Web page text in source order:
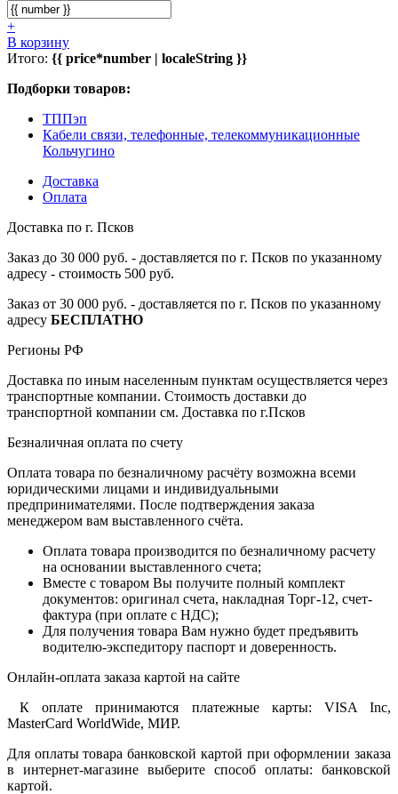
+
В корзину
Итого: {{ price*number | localeString }}
Подборки товаров:
ТППэп
Кабели связи, телефонные, телекоммуникационные
Кольчугино
Доставка
Оплата
Доставка по г. Псков
Заказ до 30 000 руб. - доставляется по г. Псков по указанному
адресу - стоимость 500 руб.
Заказ от 30 000 руб. - доставляется по г. Псков по указанному
адресу БЕСПЛАТНО
Регионы РФ
Доставка по иным населенным пунктам осуществляется через
транспортные компании. Стоимость доставки до
транспортной компании см. Доставка по г.Псков
Безналичная оплата по счету
Оплата товара по безналичному расчёту возможна всеми
юридическими лицами и индивидуальными
предпринимателями. После подтверждения заказа
менеджером вам выставленного счёта.
Оплата товара производится по безналичному расчету
на основании выставленного счета;
Вместе с товаром Вы получите полный комплект
документов: оригинал счета, накладная Торг-12, счет-
фактура (при оплате с НДС);
Для получения товара Вам нужно будет предъявить
водителю-экспедитору паспорт и доверенность.
Онлайн-оплата заказа картой на сайте
К оплате принимаются платежные карты: VISA Inc,
MasterCard WorldWide, МИР.
Для оплаты товара банковской картой при оформлении заказа
в интернет-магазине выберите способ оплаты: банковской
картой.